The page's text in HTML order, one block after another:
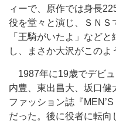
ィーで、原作では身長
役を堂々と演じ、ＳＮＳ
「王騎がいたよ」など
し、まさか大沢がこの
1987年に19歳でデビ
内豊、東出昌大、坂口健
ファッション誌『
だった。後に役者に転